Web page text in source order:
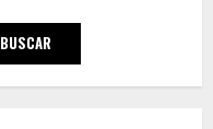
BUSCAR